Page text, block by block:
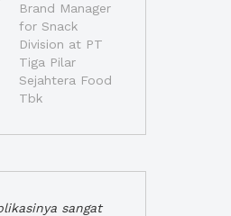
Brand Manager
for Snack
Division at PT
Tiga Pilar
Sejahtera Food
Tbk
sangat